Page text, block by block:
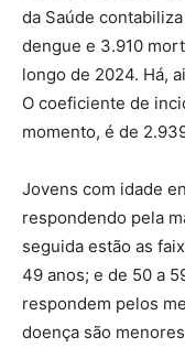
da Saúde
dengue e 3.910
longo de 2024. Há,
O coeficiente de
momento, é de
Jovens com idade
respondendo pela
seguida estão as
49 anos; e de 50 a
respondem pelos
doença são